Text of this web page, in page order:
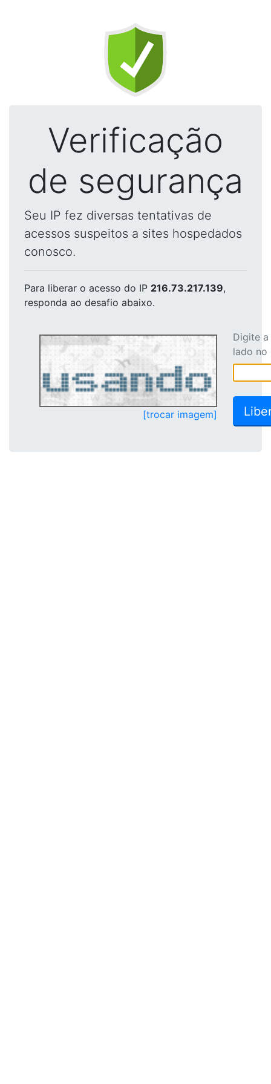
Verificação
de segurança
Seu IP fez diversas tentativas de
acessos suspeitos a sites hospedados
conosco.
Para liberar o acesso do IP 216.73.217.139,
responda ao desafio abaixo.
[trocar imagem]
Digite
lado no